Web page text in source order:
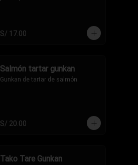
S/ 17.00
Salmón tartar gunkan
Gunkan de tartar de salmón.
S/ 20.00
Tako Tare Gunkan